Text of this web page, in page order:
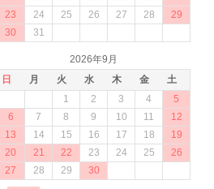
23
24 25 26 27 28
29
30
31
2026年9月
日
月 火 水 木 金
土
1
2 3 4
5
6
7 8 9 10 11
12
13
14 15 16 17 18
19
20
21 22 23 24 25
26
27
28 29 30